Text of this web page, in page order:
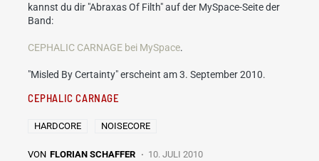
kannst du dir "Abraxas Of Filth" auf der MySpace-Seite der
Band:
CEPHALIC CARNAGE bei MySpace.
"Misled By Certainty" erscheint am 3. September 2010.
CEPHALIC CARNAGE
HARDCORE NOISECORE
VON FLORIAN SCHAFFER 10. JULI 2010